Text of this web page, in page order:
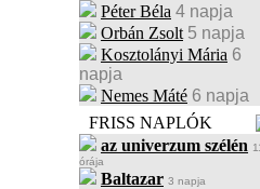
Péter Béla 4 napja
Orbán Zsolt 5 napja
Kosztolányi Mária 6
napja
Nemes Máté 6 napja
FRISS NAPLÓK
az univerzum szélén
órája
Baltazar 3 napja